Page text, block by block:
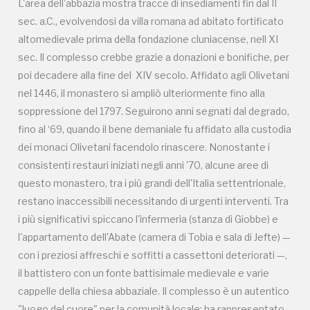
L'area dell'abbazia mostra tracce di insediamenti fin dal II
sec. a.C., evolvendosi da villa romana ad abitato fortificato
altomedievale prima della fondazione cluniacense, nell XI
sec. Il complesso crebbe grazie a donazioni e bonifiche, per
poi decadere alla fine del XIV secolo. Affidato agli Olivetani
nel 1446, il monastero si ampliò ulteriormente fino alla
soppressione del 1797. Seguirono anni segnati dal degrado,
fino al ‘69, quando il bene demaniale fu affidato alla custodia
dei monaci Olivetani facendolo rinascere. Nonostante i
consistenti restauri iniziati negli anni '70, alcune aree di
questo monastero, tra i più grandi dell'Italia settentrionale,
restano inaccessibili necessitando di urgenti interventi. Tra
i più significativi spiccano l'infermeria (stanza di Giobbe) e
l'appartamento dell'Abate (camera di Tobia e sala di Jefte) —
con i preziosi affreschi e soffitti a cassettoni deteriorati —,
il battistero con un fonte battisimale medievale e varie
cappelle della chiesa abbaziale. Il complesso è un autentico
inaccessibili necessitando di urgenti interventi. Tra i
più significativi spiccano l'infermeria (stanza di
Giobbe) e l'appartamento dell'Abate (camera di
soffitti a cassettoni deteriorati —, il battistero con
un fonte battisimale medievale e varie cappelle
della chiesa abbaziale. Il complesso è un autentico
"luogo del cuore" per la comunità locale: ha
rappresentato per secoli non solo una
fondamentale risorsa spirituale, essendo anche
numerose generazioni di nostri antenati, impegnati
nelle vaste proprietà agricole, negli estesi vigneti,
nelle cantine, negli allevamenti, nei numerosi mulini,
nei magli e nella costante cura e modififica dei
numerosi edifici; quindi un'operosissima realtà in cui
per un cinquantennio, luogo di vita di molte persone
nel quale si sono anche consumati episodi dolorosi
avvenuti nell’ultimo conflitto mondiale diventando